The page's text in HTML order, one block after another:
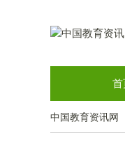
首
中国教育资讯网